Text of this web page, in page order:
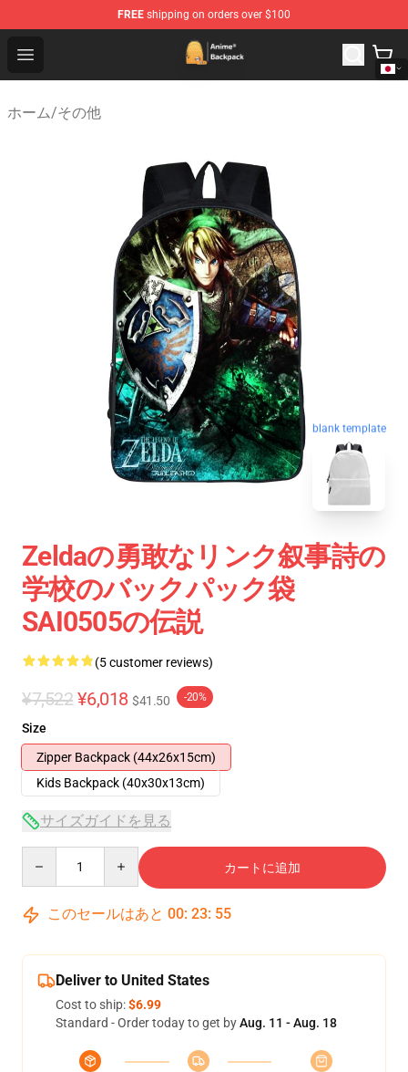
FREE shipping on orders over $100
Open menu
Anime Backpack Shop - Official Anime Backpack Store
ホーム/その他
blank template
Zeldaの勇敢なリンク叙事詩の
学校のバックパック袋
SAI0505の伝説
(5 customer reviews)
¥7,522 ¥6,018 $41.50 -20%
Size
Zipper Backpack (44x26x15cm)
Kids Backpack (40x30x13cm)
サイズガイドを見る
カートに追加
このセールはあと 00: 23: 54
Deliver to United States
Cost to ship:$6.99
Standard - Order today to get byAug. 11 - Aug. 18